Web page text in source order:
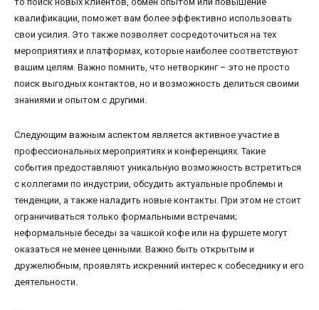
квалификации, поможет вам более эффективно использовать
свои усилия. Это также позволяет сосредоточиться на тех
мероприятиях и платформах, которые наиболее соответствуют
вашим целям. Важно помнить, что нетворкинг – это не просто
поиск выгодных контактов, но и возможность делиться своими
знаниями и опытом с другими.
Следующим важным аспектом является активное участие в
профессиональных мероприятиях и конференциях. Такие
события предоставляют уникальную возможность встретиться
с коллегами по индустрии, обсудить актуальные проблемы и
тенденции, а также наладить новые контакты. При этом не стоит
ограничиваться только формальными встречами;
неформальные беседы за чашкой кофе или на фуршете могут
оказаться не менее ценными. Важно быть открытым и
дружелюбным, проявлять искренний интерес к собеседнику и его
деятельности.